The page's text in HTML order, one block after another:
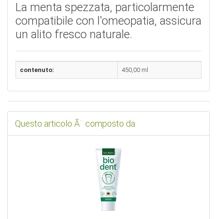
La menta spezzata, particolarmente
compatibile con l'omeopatia, assicura
un alito fresco naturale.
contenuto: 450,00 ml
Questo articolo Ã¨ composto da